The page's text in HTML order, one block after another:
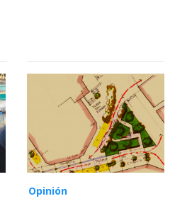
Opinión